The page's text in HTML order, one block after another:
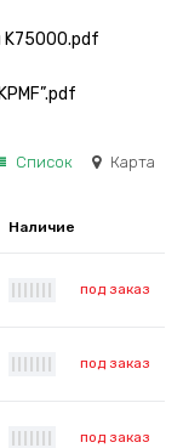
K75000.pdf
Список Карта
Наличие
под заказ
под заказ
под заказ